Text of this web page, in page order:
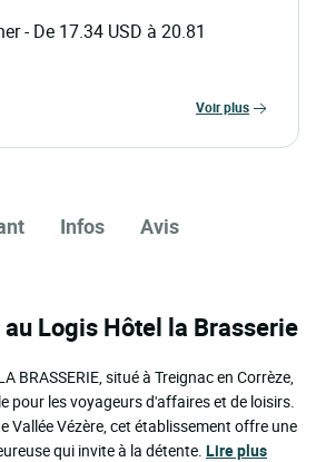
- De 17.34 USD à 20.81
voir plus
Infos Avis
Logis Hôtel la Brasserie
BRASSERIE, situé à Treignac en Corrèze,
pour les voyageurs d'affaires et de loisirs.
Vallée Vézère, cet établissement offre une
qui invite à la détente. Lire plus